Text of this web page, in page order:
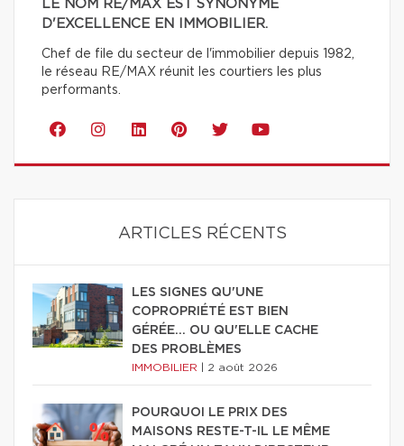
LE NOM RE/MAX EST SYNONYME
D'EXCELLENCE EN IMMOBILIER.
Chef de file du secteur de l'immobilier depuis 1982,
le réseau RE/MAX réunit les courtiers les plus
performants.
ARTICLES RÉCENTS
LES SIGNES QU'UNE
COPROPRIÉTÉ EST BIEN
GÉRÉE… OU QU'ELLE CACHE
DES PROBLÈMES
IMMOBILIER 2 août 2026
POURQUOI LE PRIX DES
MAISONS RESTE-T-IL LE MÊME